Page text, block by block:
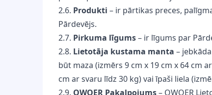
2.6. Produkti – ir pārtikas preces,
Pārdevējs.
2.7. Pirkuma līgums– ir līgums par
2.8. Lietotāja kustama manta –
būt maza (izmērs 9 cm x 19 cm x 64 cm
cm ar svaru līdz 30 kg) vai īpaši liela
2.9. QWQER Pakalpojums– QWQER